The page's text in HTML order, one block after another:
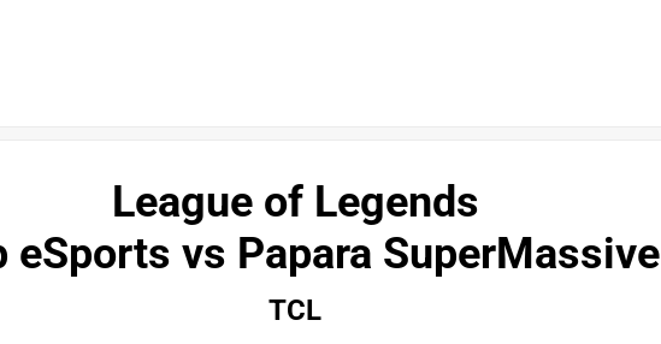
League of Legends
eSports vs Papara SuperMassive
TCL